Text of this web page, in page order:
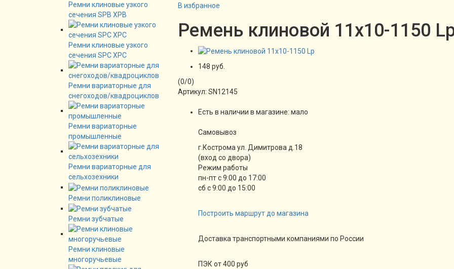
Ремни клиновые узкого
сечения SPB XPB
Ремни клиновые узкого
сечения SPC XPC
Ремни вариаторные для
снегоходов/квадроциклов
Ремни вариаторные
промышленные
Ремни вариаторные для
сельхозехники
Ремни поликлиновые
Ремни зубчатые
Ремни клиновые
многоручьевые
В избранное
Ремень клиновой 11х10-1150
148 руб.
(0/0)
Артикул: SN12145
Есть в наличии в магазине: мало
Cамовывоз
г.Кострома ул. Димитрова д.18
(вход со двора)
Режим работы
пн-пт с 9:00 до 17:00
сб с 9:00 до 15:00
Построить маршрут до магазина
Доставка транспортными компаниями по России
ПЭК от 400 руб